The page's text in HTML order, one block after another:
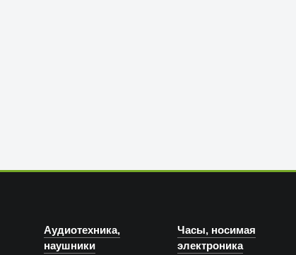
Аудиотехника,
наушники
Часы, носимая
электроника